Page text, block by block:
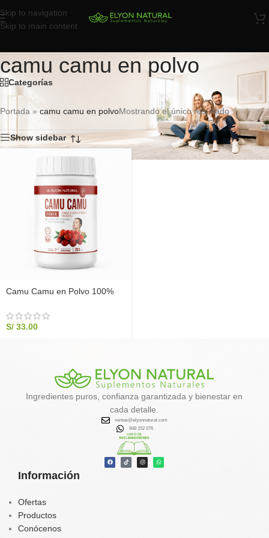
Skip to navigation
Skip to main content
camu camu en polvo
Categorías
Portada » camu camu en polvoMostrando el único resultado
Show sidebar
Camu Camu en Polvo 100%
| Elyon
S/ 33.00
Información
Ofertas
Productos
Conócenos
Ingredientes puros, confianza garantizada y bienestar en
cada detalle.
ventas@elyonnatural.com
948 152 076